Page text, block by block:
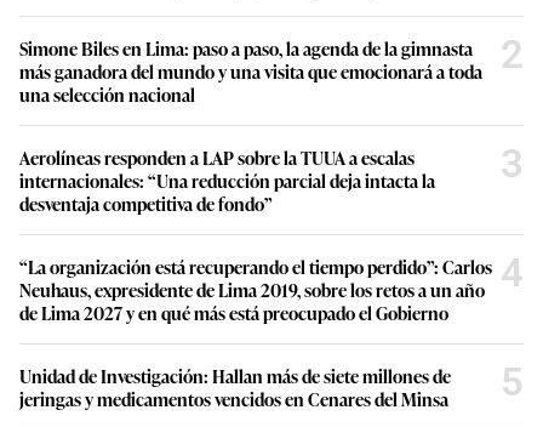
Simone Biles en Lima: paso a paso, la agenda de la gimnasta
más ganadora del mundo y una visita que emocionará a toda
una selección nacional
2
Aerolíneas responden a LAP sobre la TUUA a escalas
internacionales: “Una reducción parcial deja intacta la
desventaja competitiva de fondo”
3
“La organización está recuperando el tiempo perdido”: Carlos
Neuhaus, expresidente de Lima 2019, sobre los retos a un año
de Lima 2027 y en qué más está preocupado el Gobierno
4
Unidad de Investigación: Hallan más de siete millones de
jeringas y medicamentos vencidos en Cenares del Minsa
5